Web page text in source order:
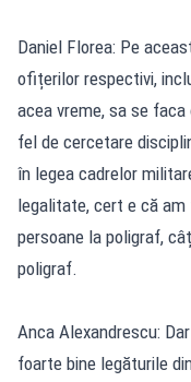
Daniel Florea: Pe
ofițerilor respectivi,
acea vreme, sa se
fel de cercetare
în legea cadrelor
legalitate, cert e că
persoane la poligraf,
poligraf.
Anca Alexandrescu:
foarte bine legăturile